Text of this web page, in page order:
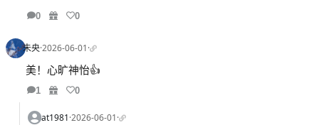
0 0
未央·2026-06-01·
美！心旷神怡👍
1 0
at1981·2026-06-01·